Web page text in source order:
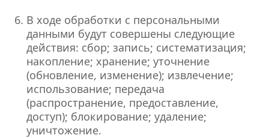
В ходе обработки с персональными
данными будут совершены следующие
действия: сбор; запись; систематизация;
накопление; хранение; уточнение
(обновление, изменение); извлечение;
использование; передача
(распространение, предоставление,
доступ); блокирование; удаление;
уничтожение.